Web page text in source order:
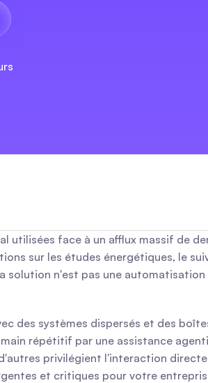
face à un afflux massif de
sur les études énergétiques, le
n'est pas une
des systèmes dispersés et des
répétitif par une assistance
privilégient l'interaction
et critiques pour votre